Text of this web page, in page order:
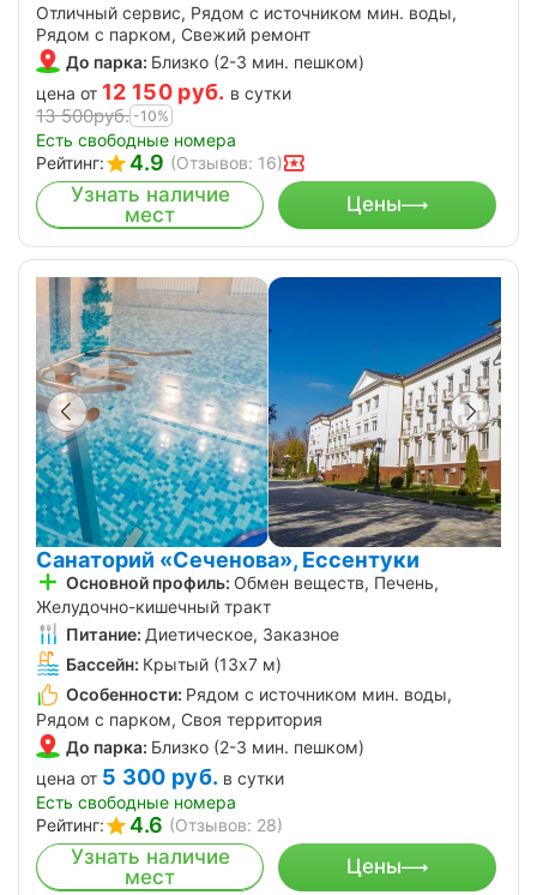
Отличный сервис, Рядом с источником мин. воды,
Рядом с парком, Свежий ремонт
До парка: Близко (2-3 мин. пешком)
цена от 12 150 руб. в сутки
13 500руб. -10%
Есть свободные номера
Рейтинг:
4.9 (Отзывов: 16)
Узнать наличие
мест
Цены
Санаторий «Сеченова», Ессентуки
Основной профиль: Обмен веществ, Печень,
Желудочно-кишечный тракт
Питание: Диетическое, Заказное
Бассейн: Крытый (13х7 м)
Особенности: Рядом с источником мин. воды,
Рядом с парком, Своя территория
До парка: Близко (2-3 мин. пешком)
цена от 5 300 руб. в сутки
Есть свободные номера
Рейтинг:
4.6 (Отзывов: 28)
Узнать наличие
мест
Цены